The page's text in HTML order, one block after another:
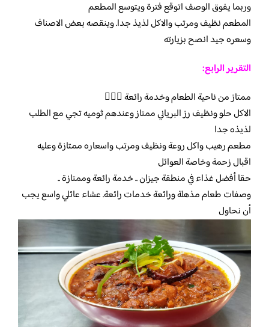
وربما يفوق الوصف اتوقع فترة ويتوسع المطعم
المطعم نظيف ومرتب والاكل لذيذ جدا. وينقصه بعض الاصناف
وسعره جيد انصح بزيارته
التقرير الرابع:
ممتاز من ناحية الطعام وخدمة رائعة 👍🏻🌹
الاكل حلو ونظيف رز البرياني ممتاز وعندهم ثوميه تجي مع الطلب
لذيذه جدا
مطعم رهيب واكل روعة ونظيف ومرتب واسعاره ممتازة وعليه
اقبال زحمة وخاصة العوائل
حقا أفضل غذاء في منطقة جيزان .. خدمة رائعة وممتازة ..
وصفات طعام مذهلة ورائعة خدمات رائعة. عشاء عائلي واسع يجب
أن نحاول